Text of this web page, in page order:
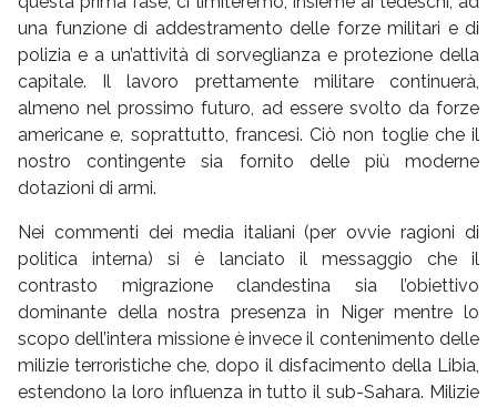
una funzione di addestramento delle forze militari e di
polizia e a un’attività di sorveglianza e protezione della
capitale. Il lavoro prettamente militare continuerà,
almeno nel prossimo futuro, ad essere svolto da forze
americane e, soprattutto, francesi. Ciò non toglie che il
nostro contingente sia fornito delle più moderne
dotazioni di armi.
Nei commenti dei media italiani (per ovvie ragioni di
politica interna) si è lanciato il messaggio che il
contrasto migrazione clandestina sia l’obiettivo
dominante della nostra presenza in Niger mentre lo
scopo dell’intera missione è invece il contenimento delle
milizie terroristiche che, dopo il disfacimento della Libia,
estendono la loro influenza in tutto il sub-Sahara. Milizie